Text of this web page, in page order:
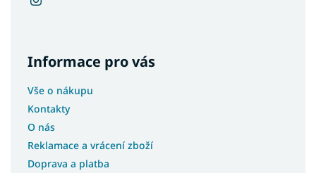
Informace pro vás
Vše o nákupu
Kontakty
O nás
Reklamace a vrácení zboží
Doprava a platba